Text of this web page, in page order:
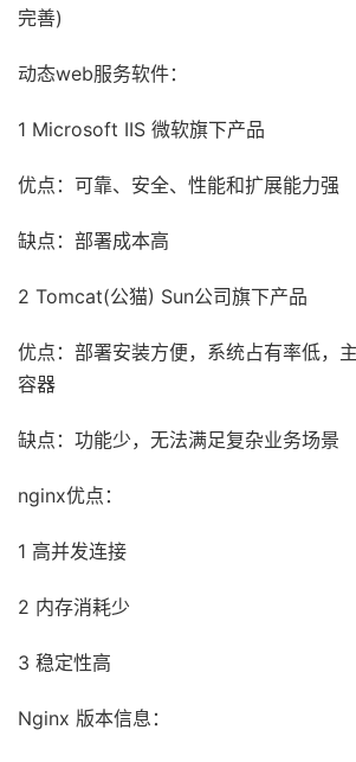
完善)
动态web服务软件：
1 Microsoft IIS 微软旗下产品
优点：可靠、安全、性能和扩展能力强
缺点：部署成本高
2 Tomcat(公猫) Sun公司旗下产品
优点：部署安装方便，系统占有率低，
容器
缺点：功能少，无法满足复杂业务场景
nginx优点：
1 高并发连接
2 内存消耗少
3 稳定性高
Nginx 版本信息：